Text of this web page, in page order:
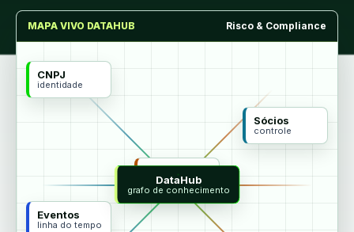
MAPA VIVO DATAHUB Risco & Compliance
CNPJ
identidade
Sócios
controle
Eventos
linha do tempo
agentes
DataHub
grafo de conhecimento